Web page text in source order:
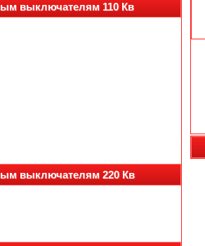
выключателям 110 Кв
выключателям 220 Кв